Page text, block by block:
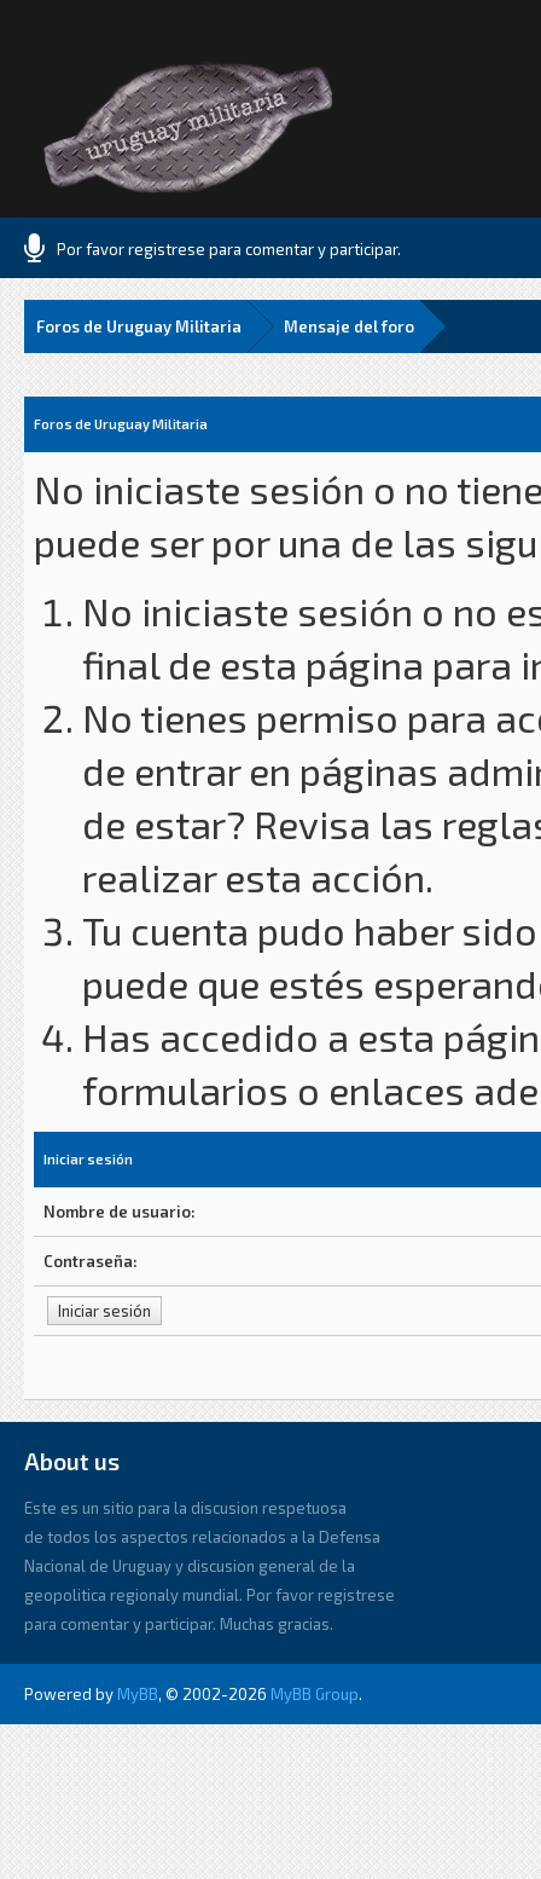
Por favor registrese para comentar y participar.
Foros de Uruguay Militaria Mensaje del foro
Foros de Uruguay Militaria
No iniciaste sesión o no
puede ser por una de las
No iniciaste sesión o no
final de esta página para
No tienes permiso para
de entrar en páginas
de estar? Revisa las
realizar esta acción.
Tu cuenta pudo haber
puede que estés
Has accedido a esta
formularios o enlaces
Iniciar sesión
Nombre de usuario:
Contraseña:
About us
Este es un sitio para la discusion respetuosa
de todos los aspectos relacionados a la Defensa
Nacional de Uruguay y discusion general de la
geopolitica regionaly mundial. Por favor registrese
para comentar y participar. Muchas gracias.
Powered by MyBB, © 2002-2026 MyBB Group.